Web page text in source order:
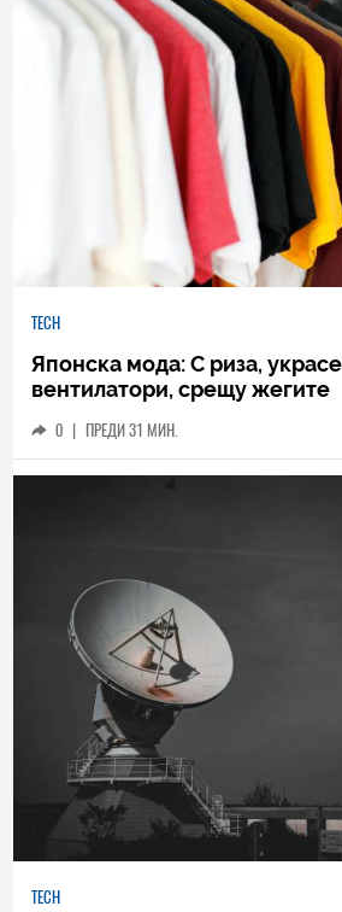
TECH
Японска мода: С риза,
вентилатори, срещу жегите
0 | ПРЕДИ 31 МИН.
TECH